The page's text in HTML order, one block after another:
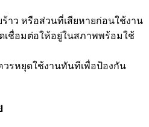
าว หรือส่วนที่เสียหายก่อนใช้งาน
เชื่อมต่อให้อยู่ในสภาพพร้อมใช้
รหยุดใช้งานทันทีเพื่อป้องกัน